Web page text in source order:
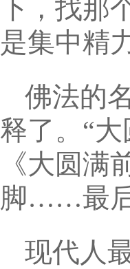
下，找
是集中精
佛法的
释了。“
《大圆
脚……最后
现代人